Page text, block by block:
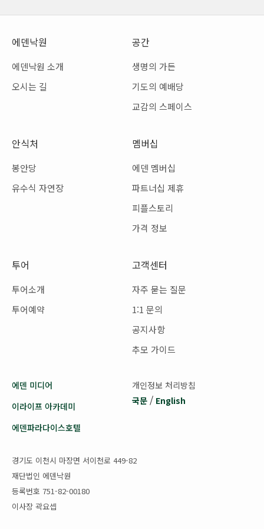
에덴낙원
에덴낙원 소개
오시는 길
공간
생명의 가든
기도의 예배당
교감의 스페이스
안식처
봉안당
유수식 자연장
멤버십
에덴 멤버십
파트너십 제휴
피플스토리
가격 정보
투어
투어소개
투어예약
고객센터
자주 묻는 질문
1:1 문의
공지사항
추모 가이드
에덴 미디어
이라이프 아카데미
에덴파라다이스호텔
개인정보 처리방침
국문 / English
경기도 이천시 마장면 서이천로 449-82
재단법인 에덴낙원
등록번호 751-82-00180
이사장 곽요셉